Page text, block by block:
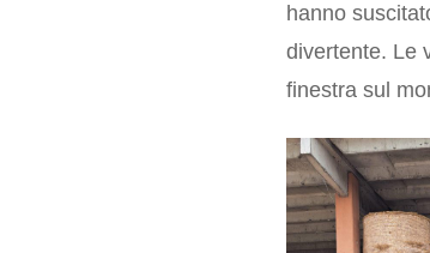
hanno
divertente. Le
finestra sul